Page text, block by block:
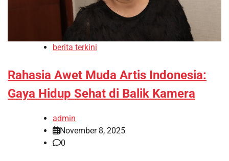
berita terkini
Rahasia Awet Muda Artis Indonesia:
Gaya Hidup Sehat di Balik Kamera
admin
November 8, 2025
0